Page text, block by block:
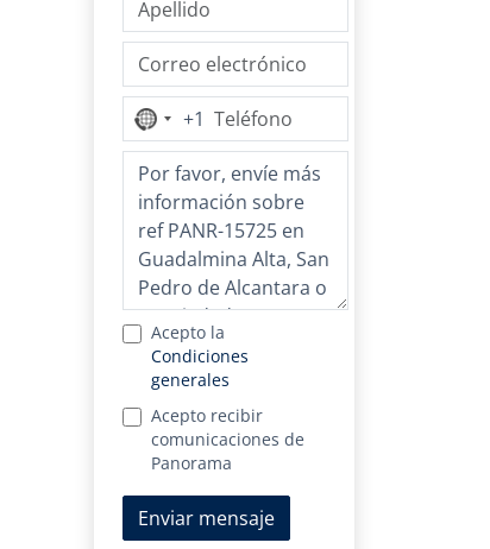
Ningún
país
seleccionado
+1
Acepto la
Condiciones
generales
Acepto recibir
comunicaciones de
Panorama
Enviar mensaje